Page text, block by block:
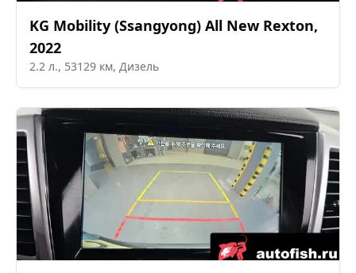
KG Mobility (Ssangyong) All New Rexton,
2022
2.2 л., 53129 км, Дизель